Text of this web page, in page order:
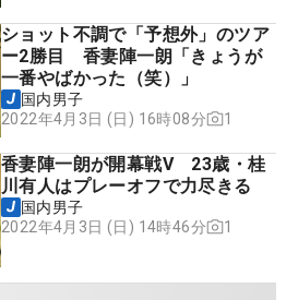
ショット不調で「予想外」のツア
ー2勝目 香妻陣一朗「きょうが
一番やばかった（笑）」
国内男子
2022年4月3日 (日) 16時08分
1
香妻陣一朗が開幕戦V 23歳・桂
川有人はプレーオフで力尽きる
国内男子
2022年4月3日 (日) 14時46分
1